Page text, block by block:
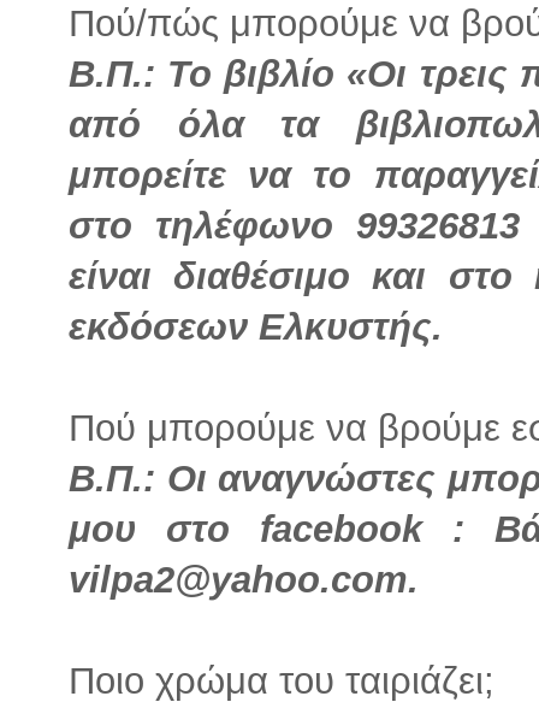
Πού/πώς μπορούμε να
Β.Π.: Το βιβλίο «Οι τρεις
από όλα τα
μπορείτε να το
στο τηλέφωνο
είναι διαθέσιμο και
εκδόσεων Ελκυστής.
Πού μπορούμε να βρούμε
Β.Π.: Οι αναγνώστες
μου στο facebook :
vilpa2@yahoo.com.
Ποιο χρώμα του ταιριάζει;